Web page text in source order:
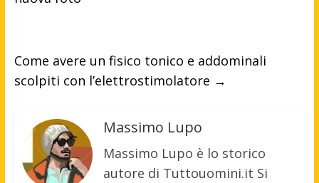
Come avere un fisico tonico e addominali
scolpiti con l’elettrostimolatore →
Massimo Lupo
Massimo Lupo è lo storico
autore di Tuttouomini.it Si